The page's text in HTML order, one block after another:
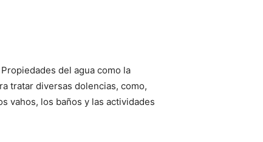
Propiedades del agua como la
tratar diversas dolencias, como,
vahos, los baños y las actividades